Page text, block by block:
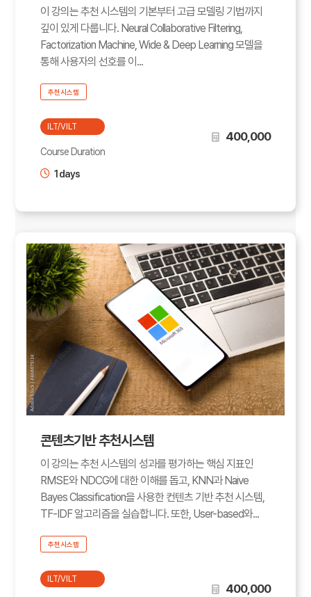
이 강의는 추천 시스템의 기본부터 고급 모델링 기법까지
깊이 있게 다룹니다. Neural Collaborative Filtering,
Factorization Machine, Wide & Deep Learning 모델을
통해 사용자의 선호를 이...
추천시스템
ILT/VILT
Course Duration
1 days
400,000
콘텐츠기반 추천시스템
이 강의는 추천 시스템의 성과를 평가하는 핵심 지표인
RMSE와 NDCG에 대한 이해를 돕고, KNN과 Naive
Bayes Classification을 사용한 컨텐츠 기반 추천 시스템,
TF-IDF 알고리즘을 실습합니다. 또한, User-based와...
추천시스템
ILT/VILT
400,000